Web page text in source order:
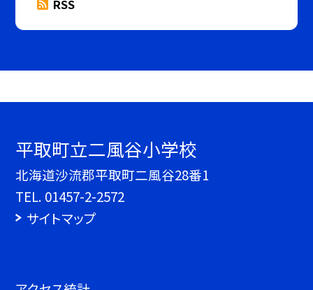
RSS
平取町立二風谷小学校
北海道沙流郡平取町二風谷28番1
TEL. 01457-2-2572
サイトマップ